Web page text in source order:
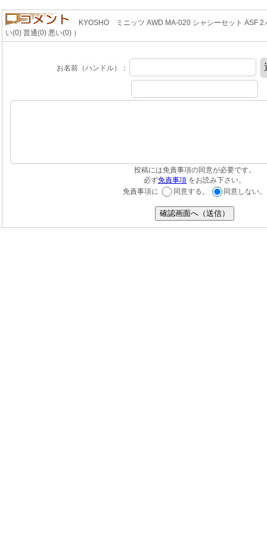
KYOSHO ミニッツ AWD MA-020 シャシーセット
い(0) 普通(0) 悪い(0) ）
お名前（ハンドル）：
投稿には免責事項の同意が必要です。
必ず免責事項 をお読み下さい。
免責事項に
同意する。 同意しない。